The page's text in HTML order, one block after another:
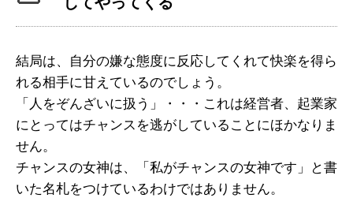
結局は、自分の嫌な態度に反応してくれて快楽を得ら
れる相手に甘えているのでしょう。
「人をぞんざいに扱う」・・・これは経営者、起業家
にとってはチャンスを逃がしていることにほかなりま
せん。
チャンスの女神は、「私がチャンスの女神です」と書
いた名札をつけているわけではありません。